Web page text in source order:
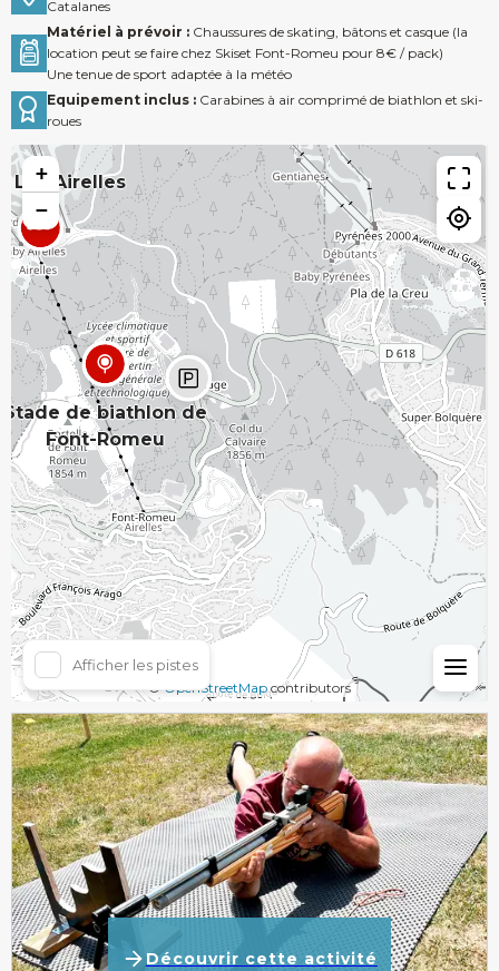
Accueil
Biathlon 10m à pied
Séminaire, EVJF/EVG ou gros
groupe
Biathlon 10m en ski-roues
Ski-roues
Hiver
Catalanes
Matériel à prévoir : Chaussures de skating, bâtons et casque (la
location peut se faire chez Skiset Font-Romeu pour 8€ / pack)
Une tenue de sport adaptée à la météo
Equipement inclus : Carabines à air comprimé de biathlon et ski-
roues
Stade de biathlon de
Font-Romeu
Les Airelles
+
−
©OpenStreetMapcontributors
Afficher les pistes
Découvrir cette activité